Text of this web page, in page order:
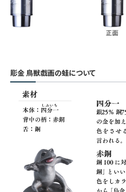
彫金 鳥獣戯画の蛙について